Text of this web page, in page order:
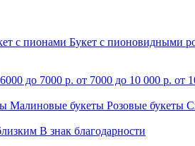
с пионами Букет с пионовидными
до 7000 р. от 7000 до 10 000 р. от
Малиновые букеты Розовые букеты
В знак благодарности